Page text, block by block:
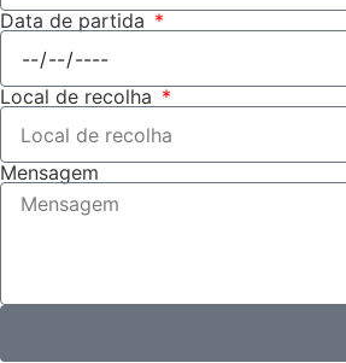
Data de partida
Local de recolha
Mensagem